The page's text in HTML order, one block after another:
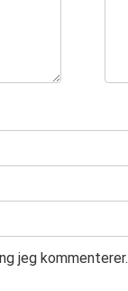
jeg kommenterer.